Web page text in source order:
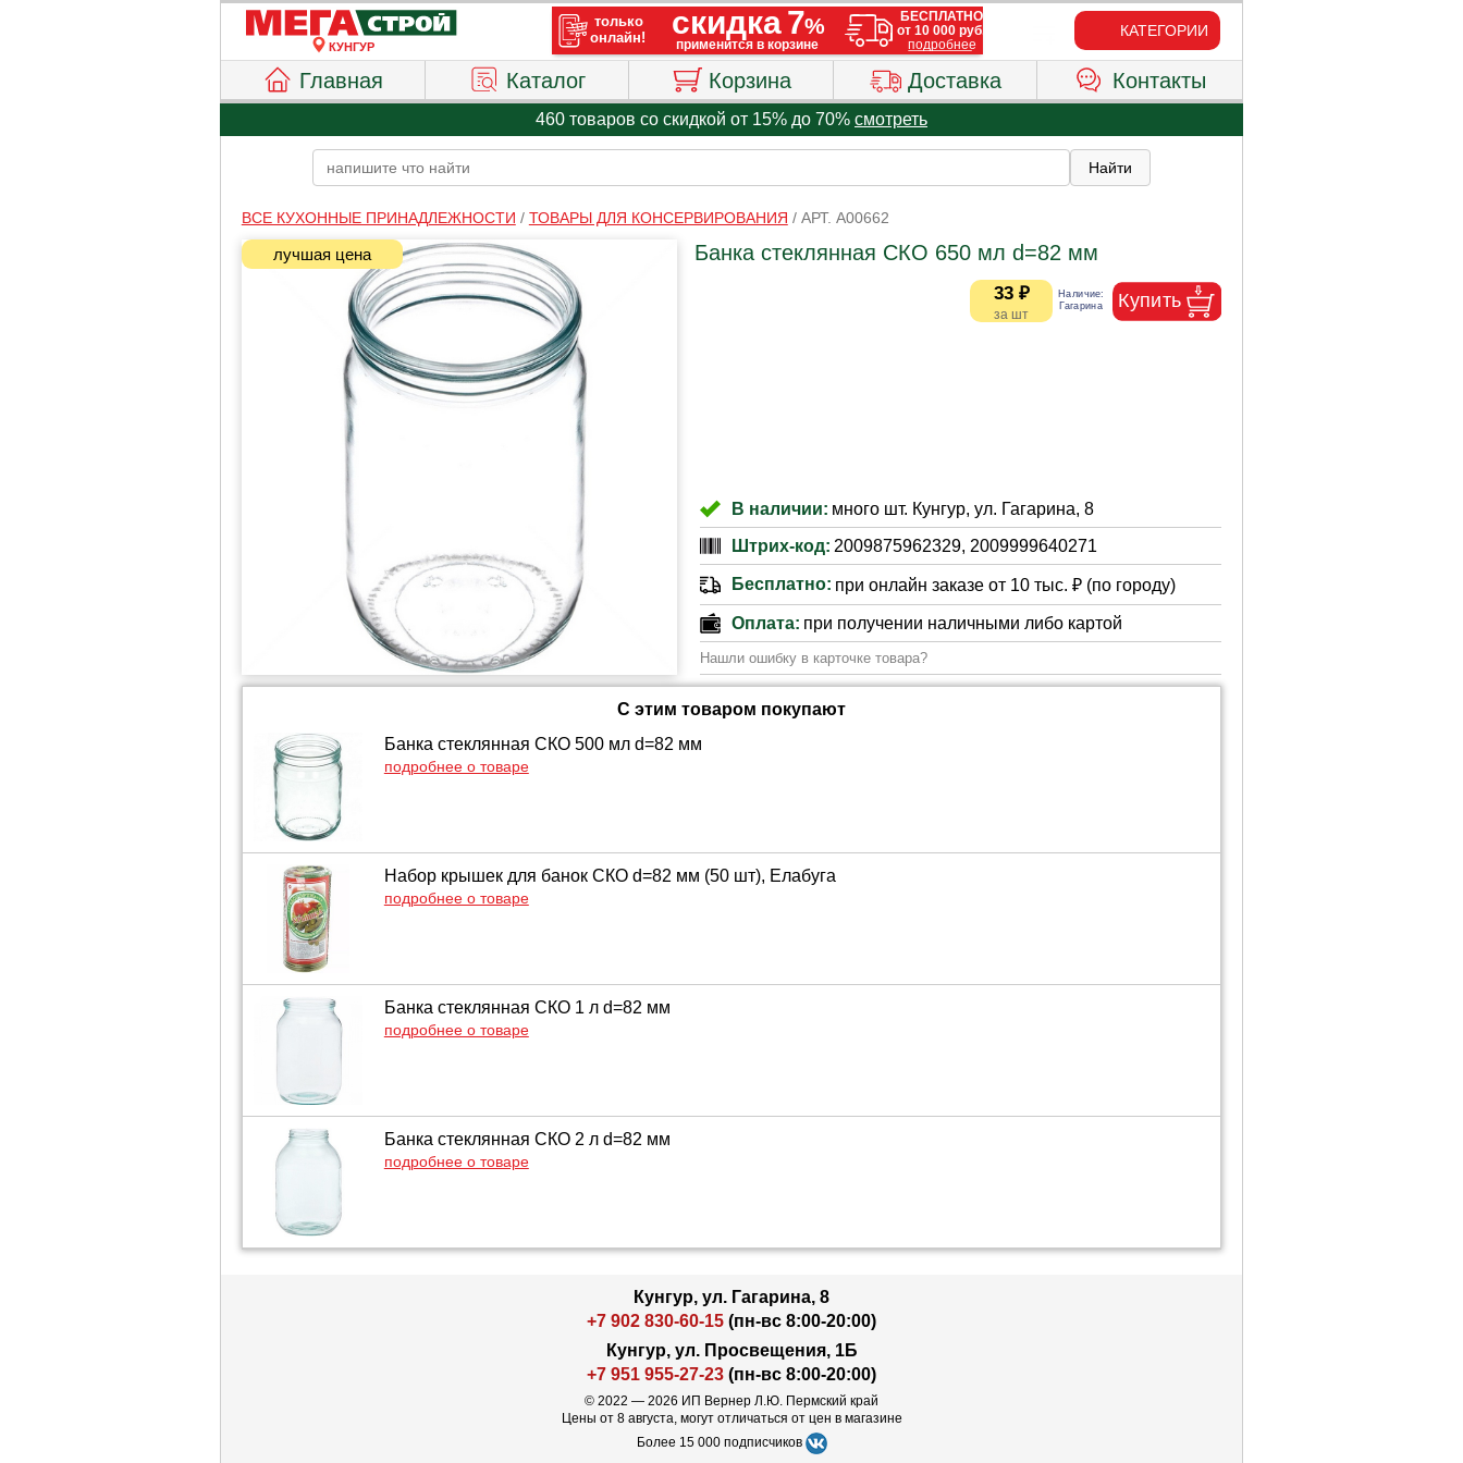
КУНГУР
КАТЕГОРИИ
Главная Каталог Корзина Доставка Контакты
460 товаров со скидкой от 15% до 70% смотреть
ВСЕ КУХОННЫЕ ПРИНАДЛЕЖНОСТИ / ТОВАРЫ ДЛЯ КОНСЕРВИРОВАНИЯ / АРТ. A00662
Банка стеклянная СКО 650 мл d=82 мм
33 ₽
В наличии: много шт. Кунгур, ул. Гагарина, 8
Штрих-код: 2009875962329, 2009999640271
Бесплатно: при онлайн заказе от 10 тыс. ₽ (по городу)
Оплата: при получении наличными либо картой
Нашли ошибку в карточке товара?
С этим товаром покупают
Банка стеклянная СКО 500 мл d=82 мм
подробнее о товаре
Набор крышек для банок СКО d=82 мм (50 шт), Елабуга
подробнее о товаре
Банка стеклянная СКО 1 л d=82 мм
подробнее о товаре
Банка стеклянная СКО 2 л d=82 мм
подробнее о товаре
Кунгур, ул. Гагарина, 8
+7 902 830-60-15 (пн-вс 8:00-20:00)
Кунгур, ул. Просвещения, 1Б
+7 951 955-27-23 (пн-вс 8:00-20:00)
© 2022 — 2026 ИП Вернер Л.Ю. Пермский край
Цены от 8 августа, могут отличаться от цен в магазине
Более 15 000 подписчиков